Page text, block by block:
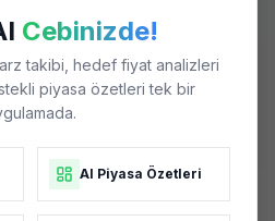
Cebinizde!
takibi, hedef fiyat analizleri
piyasa özetleri tek bir
AI Piyasa Özetleri